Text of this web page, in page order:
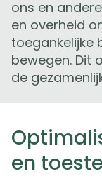
ons en
en overheid
toegankelijke
bewegen. Dit
de
en